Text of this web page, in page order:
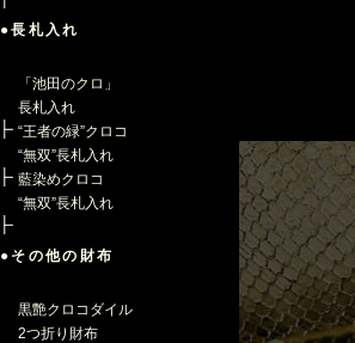
●長札入れ
「池田のクロ」
長札入れ
“王者の緑”クロコ
“無双”長札入れ
藍染めクロコ
“無双”長札入れ
●その他の財布
黒艶クロコダイル
2つ折り財布